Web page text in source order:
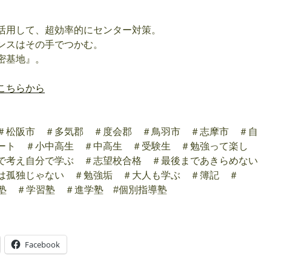
用して、超効率的にセンター対策。
スはその手でつかむ。
基地』。
ちらから
松阪市 ＃多気郡 ＃度会郡 ＃鳥羽市 ＃志摩市 ＃自
ト ＃小中高生 ＃中高生 ＃受験生 ＃勉強って楽し
考え自分で学ぶ ＃志望校合格 ＃最後まであきらめない
孤独じゃない ＃勉強垢 ＃大人も学ぶ ＃簿記 ＃
＃学習塾 ＃進学塾 #個別指導塾
Facebook